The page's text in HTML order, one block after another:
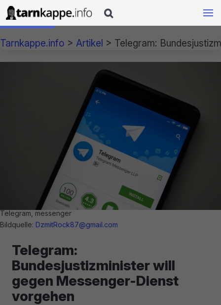

Tarnkappe.info > Artikel > Telegram:
Telegram, messenger
Bildquelle: DzmitRock87@gmail.com
Telegram:
Bundesjustizminister will
gegen Messenger-Dienst
vorgehen